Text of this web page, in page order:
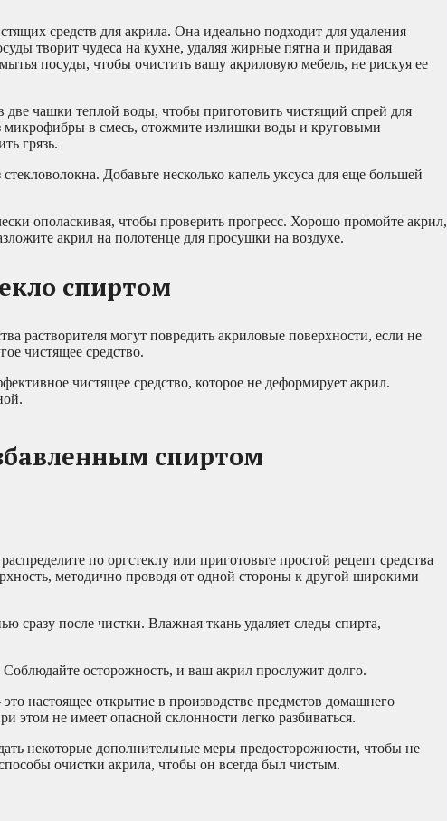
средств для акрила. Она идеально подходит для удаления
творит чудеса на кухне, удаляя жирные пятна и придавая
посуды, чтобы очистить вашу акриловую мебель, не рискуя ее
две чашки теплой воды, чтобы приготовить чистящий спрей для
микрофибры в смесь, отожмите излишки воды и круговыми
грязь.
Добавьте несколько капель уксуса для еще большей
ополаскивая, чтобы проверить прогресс. Хорошо промойте акрил,
акрил на полотенце для просушки на воздухе.
спиртом
растворителя могут повредить акриловые поверхности, если не
чистящее средство.
чистящее средство, которое не деформирует акрил.
спиртом
по оргстеклу или приготовьте простой рецепт средства
методично проводя от одной стороны к другой широкими
сразу после чистки. Влажная ткань удаляет следы спирта,
осторожность, и ваш акрил прослужит долго.
настоящее открытие в производстве предметов домашнего
этом не имеет опасной склонности легко разбиваться.
некоторые дополнительные меры предосторожности, чтобы не
очистки акрила, чтобы он всегда был чистым.